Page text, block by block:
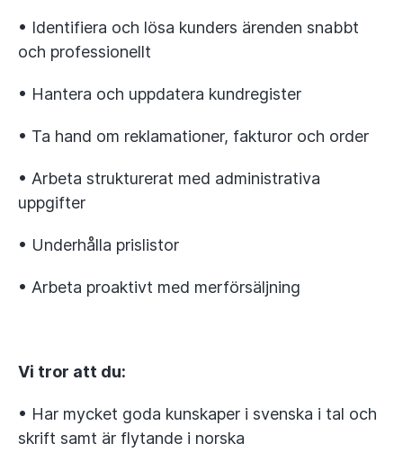
• Identifiera och lösa kunders ärenden snabbt
och professionellt
• Hantera och uppdatera kundregister
• Ta hand om reklamationer, fakturor och order
• Arbeta strukturerat med administrativa
uppgifter
• Underhålla prislistor
• Arbeta proaktivt med merförsäljning
Vi tror att du:
• Har mycket goda kunskaper i svenska i tal och
skrift samt är flytande i norska